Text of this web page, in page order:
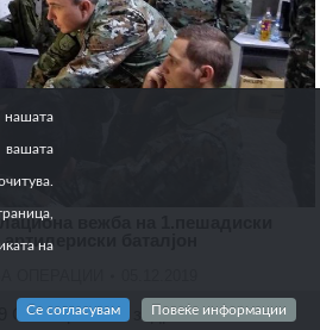
вежба на 1.пешадиски
баталјон
Сите права се задржани
на
Се согласувам Повеќе информации